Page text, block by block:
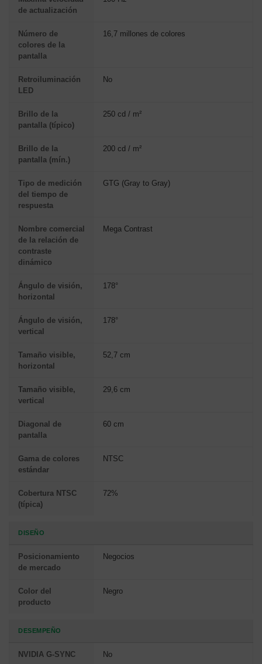
de actualización
Número de
colores de la
pantalla
16,7 millones de colores
Retroiluminación
LED
No
Brillo de la
pantalla (típico)
250 cd / m²
Brillo de la
pantalla (mín.)
200 cd / m²
Tipo de medición
del tiempo de
respuesta
GTG (Gray to Gray)
Nombre comercial
de la relación de
contraste
dinámico
Mega Contrast
Ángulo de visión,
horizontal
178°
Ángulo de visión,
vertical
178°
Tamaño visible,
horizontal
52,7 cm
Tamaño visible,
vertical
29,6 cm
Diagonal de
pantalla
60 cm
Gama de colores
estándar
NTSC
Cobertura NTSC
(típica)
72%
DISEÑO
Posicionamiento
de mercado
Negocios
Color del
producto
Negro
DESEMPEÑO
NVIDIA G-SYNC No